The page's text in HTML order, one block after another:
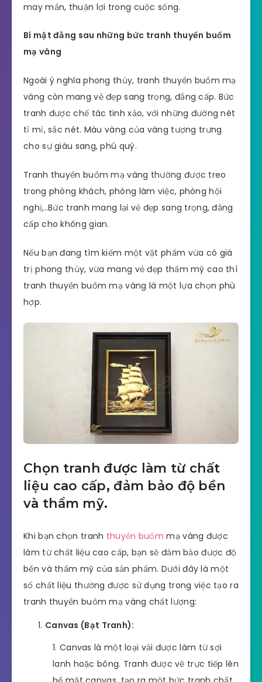
may mắn, thuận lợi trong cuộc sống.
Bí mật đằng sau những bức tranh thuyền buồm
mạ vàng
Ngoài ý nghĩa phong thủy, tranh thuyền buồm mạ
vàng còn mang vẻ đẹp sang trọng, đẳng cấp. Bức
tranh được chế tác tinh xảo, với những đường nét
tỉ mỉ, sắc nét. Màu vàng của vàng tượng trưng
cho sự giàu sang, phú quý.
Tranh thuyền buồm mạ vàng thường được treo
trong phòng khách, phòng làm việc, phòng hội
nghị,..Bức tranh mang lại vẻ đẹp sang trọng, đẳng
cấp cho không gian.
Nếu bạn đang tìm kiếm một vật phẩm vừa có giá
trị phong thủy, vừa mang vẻ đẹp thẩm mỹ cao thì
tranh thuyền buồm mạ vàng là một lựa chọn phù
hợp.
Chọn tranh được làm từ chất
liệu cao cấp, đảm bảo độ bền
và thẩm mỹ.
Khi bạn chọn tranh thuyền buồm mạ vàng được
làm từ chất liệu cao cấp, bạn sẽ đảm bảo được độ
bền và thẩm mỹ của sản phẩm. Dưới đây là một
số chất liệu thường được sử dụng trong việc tạo ra
tranh thuyền buồm mạ vàng chất lượng:
Canvas (Bạt Tranh):
Canvas là một loại vải được làm từ sợi
lanh hoặc bông. Tranh được vẽ trực tiếp lên